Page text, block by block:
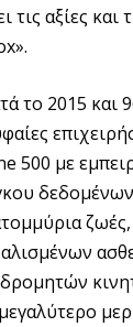
τις αξίες
το 2015
500 με